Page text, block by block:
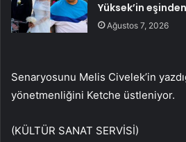
Yüksek’in
Ağustos 7, 2026
Senaryosunu Melis Civelek’in
yönetmenliğini Ketche üstleniyor.
(KÜLTÜR SANAT SERVİSİ)